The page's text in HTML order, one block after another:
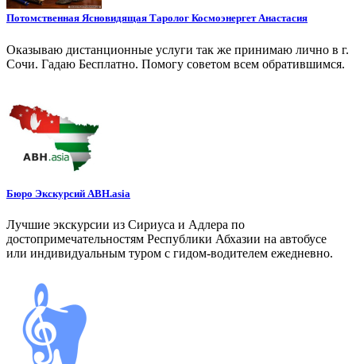
Потомственная Ясновидящая Таролог Космоэнергет Анастасия
Оказываю дистанционные услуги так же принимаю лично в г.
Сочи. Гадаю Бесплатно. Помогу советом всем обратившимся.
Бюро Экскурсий ABH.asia
Лучшие экскурсии из Сириуса и Адлера по
достопримечательностям Республики Абхазии на автобусе
или индивидуальным туром с гидом-водителем ежедневно.